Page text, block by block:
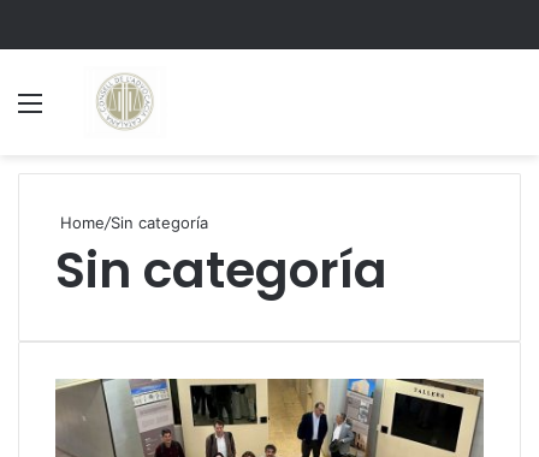
Home/Sin categoría
Sin categoría